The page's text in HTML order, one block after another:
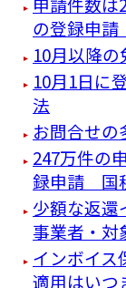
の登録申
10月以降
10月1日に
法
お問合せ
247万件の
録申請 国
少額な返還
事業者・対
インボイス
適用はいつ